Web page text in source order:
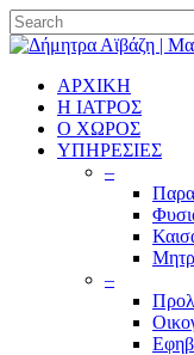
Skip
to
content
Close
ΑΡΧΙΚΗ
Η ΙΑΤΡΟΣ
Ο ΧΩΡΟΣ
ΥΠΗΡΕΣΙΕΣ
–
–